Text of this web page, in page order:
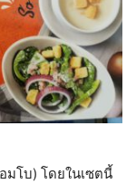
มโบ) โดยในเซตนี้